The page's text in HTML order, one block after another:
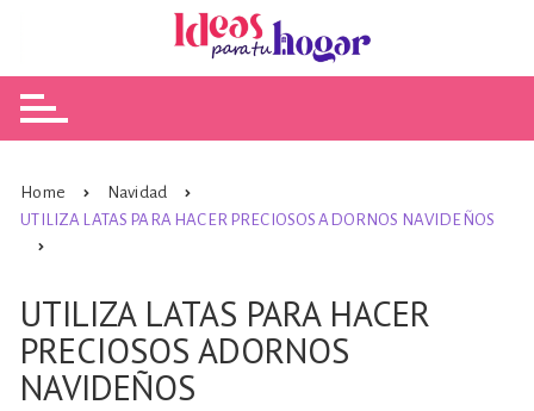
Home
Navidad
UTILIZA LATAS PARA HACER PRECIOSOS ADORNOS NAVIDEÑOS
UTILIZA LATAS PARA HACER
PRECIOSOS ADORNOS
NAVIDEÑOS